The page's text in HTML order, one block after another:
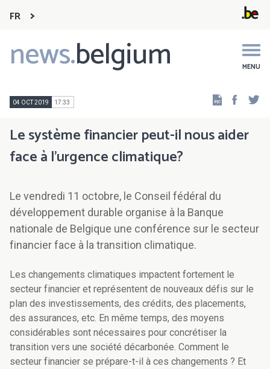
FR
news.belgium MENU
Main
navigation
04 OCT 2019 17:33
Le système financier peut-il nous aider
face à l’urgence climatique?
Le vendredi 11 octobre, le Conseil fédéral du
développement durable organise à la Banque
nationale de Belgique une conférence sur le secteur
financier face à la transition climatique.
Les changements climatiques impactent fortement le
secteur financier et représentent de nouveaux défis sur le
plan des investissements, des crédits, des placements,
des assurances, etc. En même temps, des moyens
considérables sont nécessaires pour concrétiser la
transition vers une société décarbonée. Comment le
secteur financier se prépare-t-il à ces changements ? Et